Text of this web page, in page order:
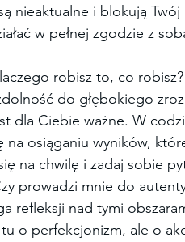
nieaktualne i blokują
w pełnej zgodzie z
robisz to, co robisz?
do głębokiego
dla Ciebie ważne. W
osiąganiu wyników,
na chwilę i zadaj sobie
prowadzi mnie do
refleksji nad tymi
o perfekcjonizm, ale o